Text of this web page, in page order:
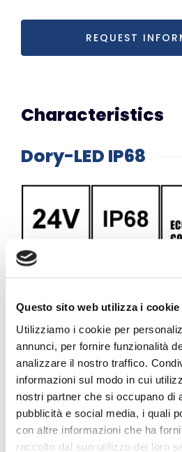
Questo sito web utilizza i cookie
Utilizziamo i cookie per
annunci, per fornire funzionalità
analizzare il nostro traffico.
informazioni sul modo in cui
nostri partner che si occupano di
pubblicità e social media, i quali
con altre informazioni che ha
raccolto dal suo utilizzo dei loro
REQUEST
Characteristics
Dory-LED IP68
Versions
Dory-LED IP68
Order code